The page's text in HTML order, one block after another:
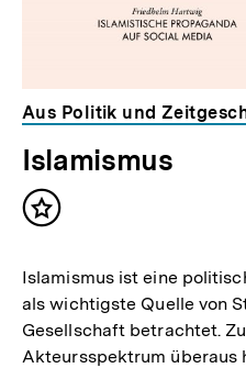
Aus Politik und
Islamismus
Inhalt
Islamismus ist eine
als wichtigste Quelle von
Gesellschaft betrachtet.
Akteursspektrum überaus